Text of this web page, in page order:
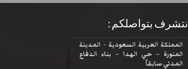
نتشرف بتواصلكم :
المملكة العربية السعودية - المدينة
المنورة – حي الهدا – بناء الدفاع
المدني سابقاً